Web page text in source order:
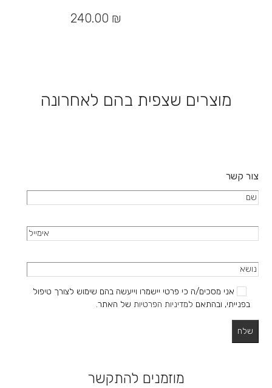
240.00 ₪
מוצרים שצפית בהם לאחרונה
צור קשר
אני מסכים/ה כי פרטי יישמרו וייעשה בהם שימוש לצורך טיפול
בפנייתי, ובהתאם למדיניות הפרטיות של האתר.
מוזמנים להתקשר